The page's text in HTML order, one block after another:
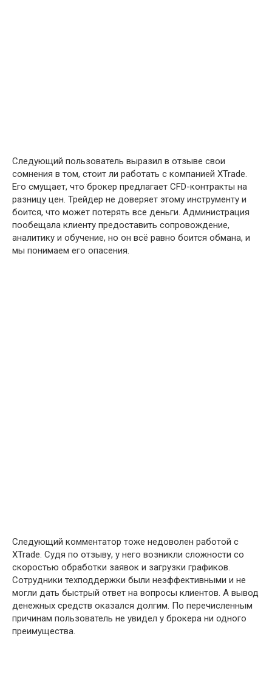
Следующий пользователь выразил в отзыве свои
сомнения в том, стоит ли работать с компанией XTrade.
Его смущает, что брокер предлагает CFD-контракты на
разницу цен. Трейдер не доверяет этому инструменту и
боится, что может потерять все деньги. Администрация
пообещала клиенту предоставить сопровождение,
аналитику и обучение, но он всё равно боится обмана, и
мы понимаем его опасения.
Следующий комментатор тоже недоволен работой с
XTrade. Судя по отзыву, у него возникли сложности со
скоростью обработки заявок и загрузки графиков.
Сотрудники техподдержки были неэффективными и не
могли дать быстрый ответ на вопросы клиентов. А вывод
денежных средств оказался долгим. По перечисленным
причинам пользователь не увидел у брокера ни одного
преимущества.